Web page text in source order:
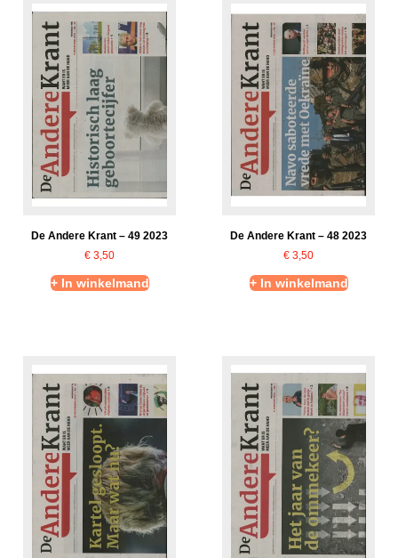
De Andere Krant – 49 2023
€ 3,50
+ In winkelmand
De Andere Krant – 48 2023
€ 3,50
+ In winkelmand